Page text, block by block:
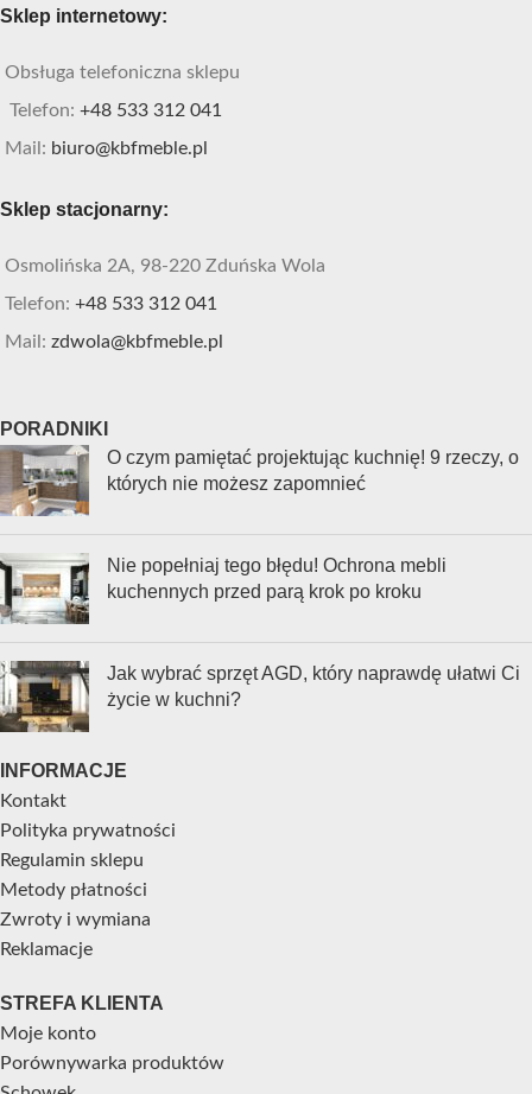
Sklep internetowy:
Obsługa telefoniczna sklepu
Telefon: +48 533 312 041
Mail: biuro@kbfmeble.pl
Sklep stacjonarny:
Osmolińska 2A, 98-220 Zduńska Wola
Telefon: +48 533 312 041
Mail: zdwola@kbfmeble.pl
PORADNIKI
O czym pamiętać projektując kuchnię! 9 rzeczy, o
których nie możesz zapomnieć
Nie popełniaj tego błędu! Ochrona mebli
kuchennych przed parą krok po kroku
Jak wybrać sprzęt AGD, który naprawdę ułatwi Ci
życie w kuchni?
INFORMACJE
Kontakt
Polityka prywatności
Regulamin sklepu
Metody płatności
Zwroty i wymiana
Reklamacje
STREFA KLIENTA
Moje konto
Porównywarka produktów